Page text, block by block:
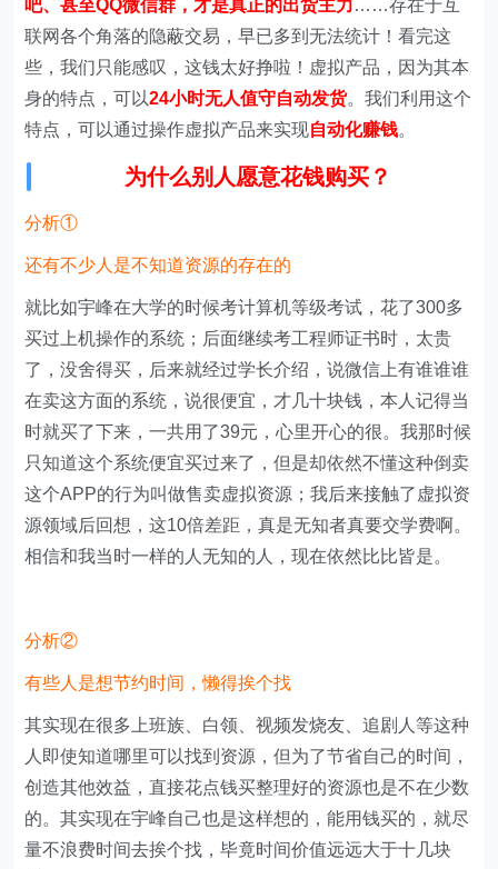
吧、甚至QQ微信群，才是真正的出货主力……存在于互
联网各个角落的隐蔽交易，早已多到无法统计！看完这
些，我们只能感叹，这钱太好挣啦！虚拟产品，因为其本
身的特点，可以24小时无人值守自动发货。我们利用这个
特点，可以通过操作虚拟产品来实现自动化赚钱。
为什么别人愿意花钱购买？
分析①
还有不少人是不知道资源的存在的
就比如宇峰在大学的时候考计算机等级考试，花了300多
买过上机操作的系统；后面继续考工程师证书时，太贵
了，没舍得买，后来就经过学长介绍，说微信上有谁谁谁
在卖这方面的系统，说很便宜，才几十块钱，本人记得当
时就买了下来，一共用了39元，心里开心的很。我那时候
只知道这个系统便宜买过来了，但是却依然不懂这种倒卖
这个APP的行为叫做售卖虚拟资源；我后来接触了虚拟资
源领域后回想，这10倍差距，真是无知者真要交学费啊。
相信和我当时一样的人无知的人，现在依然比比皆是。
分析②
有些人是想节约时间，懒得挨个找
其实现在很多上班族、白领、视频发烧友、追剧人等这种
人即使知道哪里可以找到资源，但为了节省自己的时间，
创造其他效益，直接花点钱买整理好的资源也是不在少数
的。其实现在宇峰自己也是这样想的，能用钱买的，就尽
量不浪费时间去挨个找，毕竟时间价值远远大于十几块